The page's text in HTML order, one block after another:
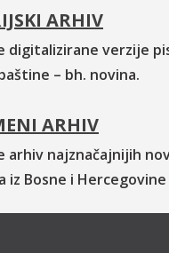
ARHIV
digitalizirane verzije
– bh. novina.
ARHIV
arhiv najznačajnijih
iz Bosne i